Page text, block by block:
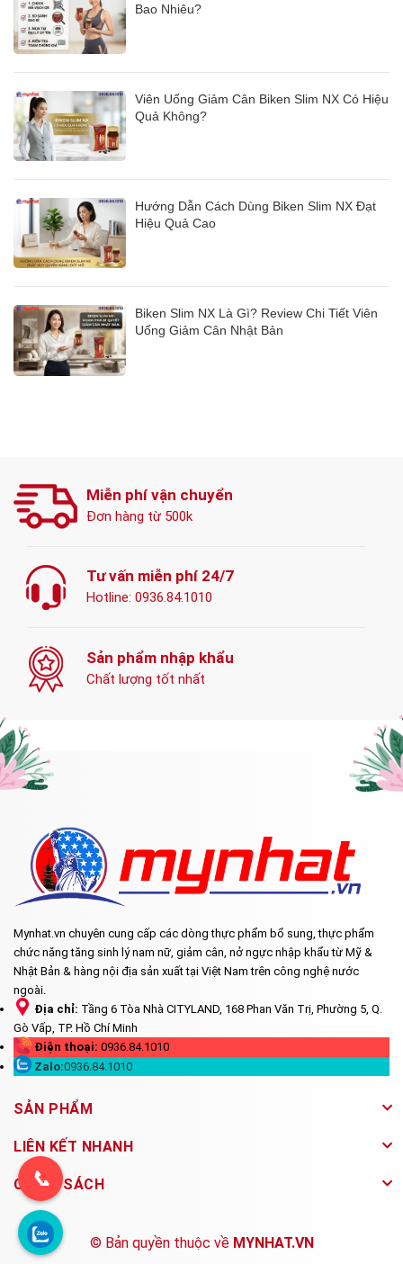
Bao Nhiêu?
Viên Uống Giảm Cân Biken Slim NX Có Hiệu
Quả Không?
Hướng Dẫn Cách Dùng Biken Slim NX Đạt
Hiệu Quả Cao
Biken Slim NX Là Gì? Review Chi Tiết Viên
Uống Giảm Cân Nhật Bản
Miễn phí vận chuyển
Đơn hàng từ 500k
Tư vấn miễn phí 24/7
Hotline: 0936.84.1010
Sản phẩm nhập khẩu
Chất lượng tốt nhất
Mynhat.vn chuyên cung cấp các dòng thực phẩm bổ sung, thực phẩm
chức năng tăng sinh lý nam nữ, giảm cân, nở ngực nhập khẩu từ Mỹ &
Nhật Bản & hàng nội địa sản xuất tại Việt Nam trên công nghệ nước
ngoài.
Địa chỉ: Tầng 6 Tòa Nhà CITYLAND, 168 Phan Văn Trị, Phường 5, Q.
Gò Vấp, TP. Hồ Chí Minh
Điện thoại: 0936.84.1010
Zalo:0936.84.1010
SẢN PHẨM
LIÊN KẾT NHANH
CHÍNH SÁCH
© Bản quyền thuộc về MYNHAT.VN
📞